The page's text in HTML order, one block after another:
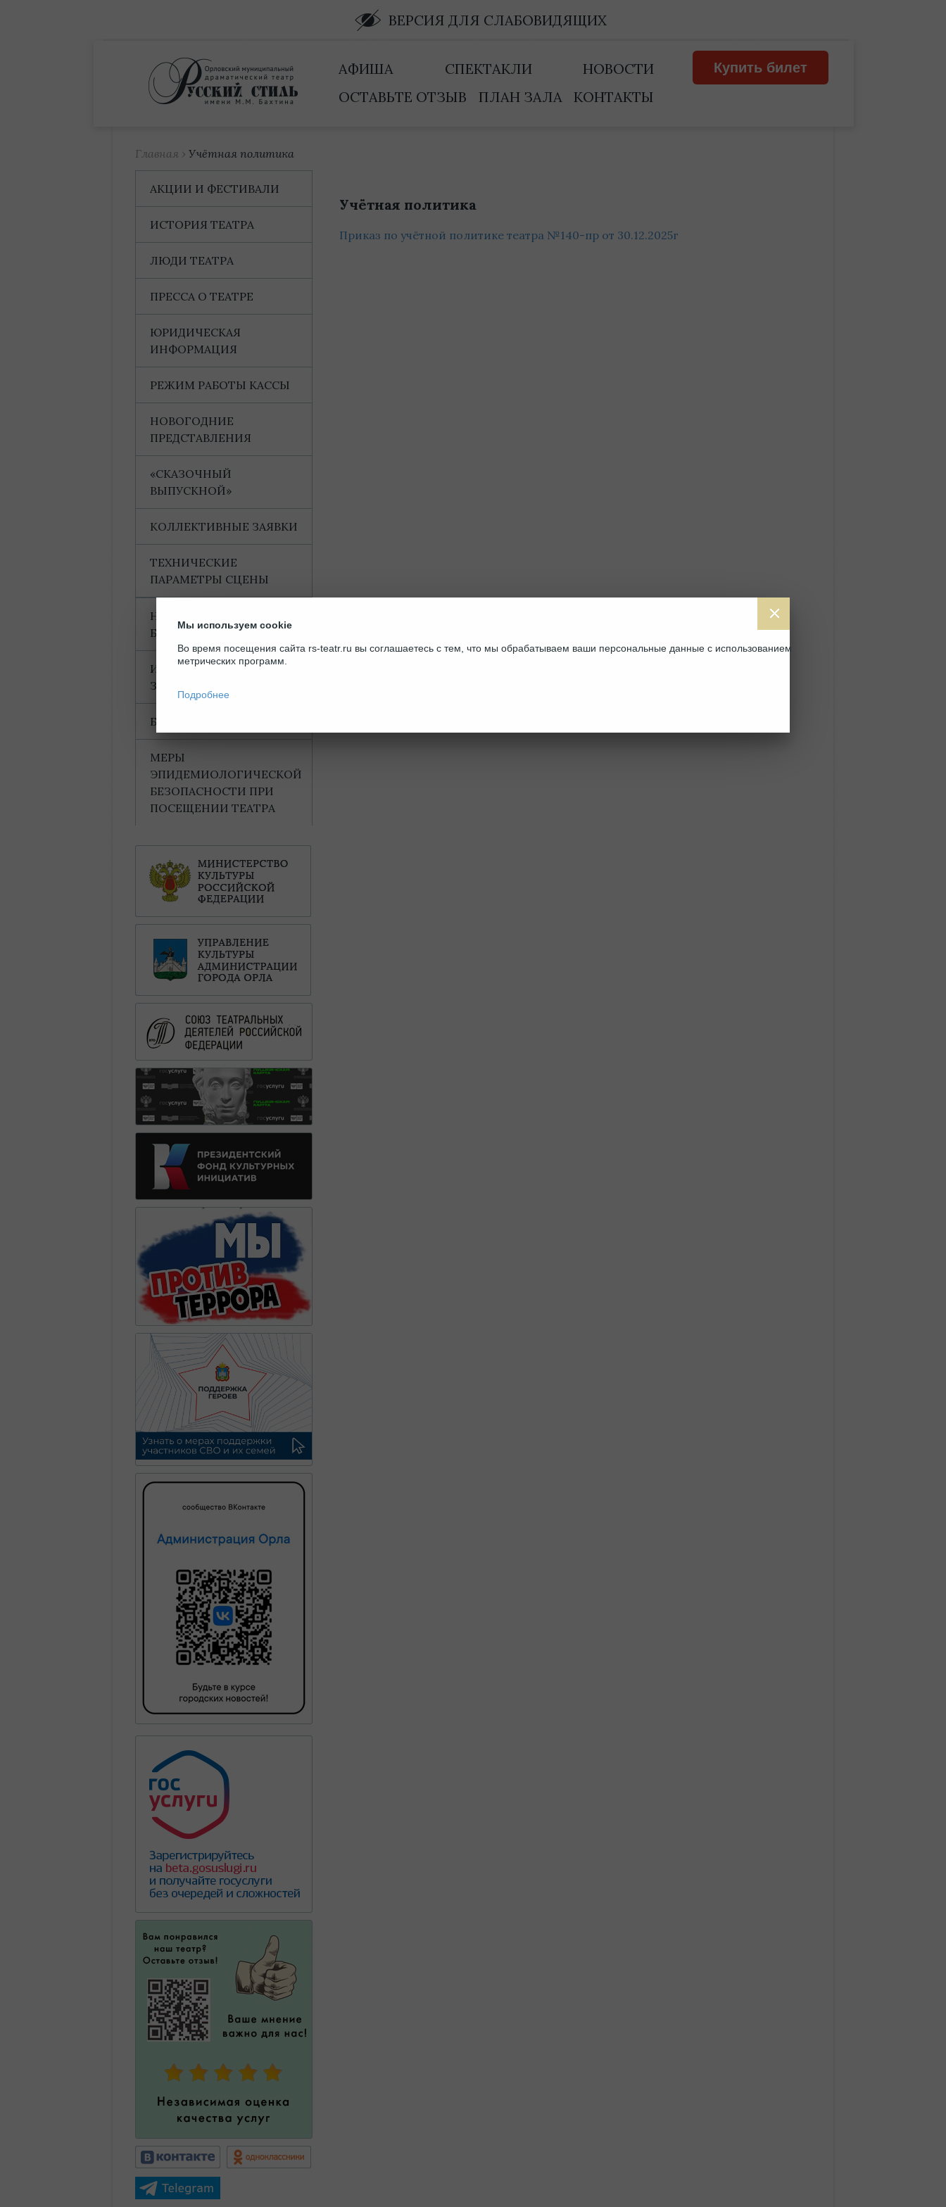
ВЕРСИЯ ДЛЯ СЛАБОВИДЯЩИХ
Купить билет
АФИША СПЕКТАКЛИ
НОВОСТИ
ОСТАВЬТЕ ОТЗЫВ
ПЛАН ЗАЛА КОНТАКТЫ
Главная › Учётная политика
Учётная политика
Приказ по учётной политике театра №140-пр от 30.12.2025г
АКЦИИ И ФЕСТИВАЛИ
ИСТОРИЯ ТЕАТРА
ЛЮДИ ТЕАТРА
ПРЕССА О ТЕАТРЕ
ЮРИДИЧЕСКАЯ
ИНФОРМАЦИЯ
РЕЖИМ РАБОТЫ КАССЫ
НОВОГОДНИЕ
ПРЕДСТАВЛЕНИЯ
«СКАЗОЧНЫЙ
ВЫПУСКНОЙ»
КОЛЛЕКТИВНЫЕ ЗАЯВКИ
ТЕХНИЧЕСКИЕ
ПАРАМЕТРЫ СЦЕНЫ
НАГРАДЫ И
БЛАГОДАРНОСТИ
ИНФОРМАЦИЯ ДЛЯ
ЗРИТЕЛЕЙ
БАХТИНСКИЙ ДОМ
МЕРЫ
ЭПИДЕМИОЛОГИЧЕСКОЙ
БЕЗОПАСНОСТИ ПРИ
ПОСЕЩЕНИИ ТЕАТРА
Мы используем cookie
Во время посещения сайта rs-teatr.ru вы соглашаетесь с тем, что мы обрабатываем ваши персональные данные с использованием
метрических программ.
Подробнее